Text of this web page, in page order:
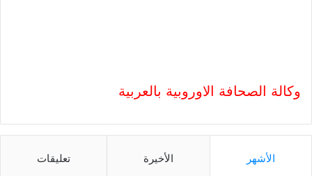
وكالة الصحافة الاوروبية بالعربية
الأشهر الأخيرة تعليقات